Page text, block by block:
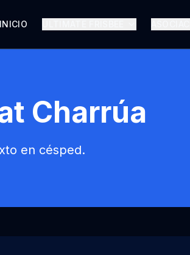
INICIO
Charrúa
en césped.